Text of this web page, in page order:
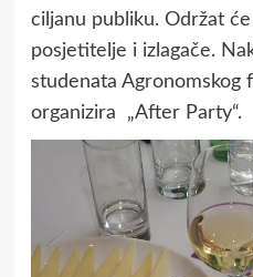
ciljanu publiku. Održat
posjetitelje i izlagače.
studenata Agronomskog
organizira „After Party“.